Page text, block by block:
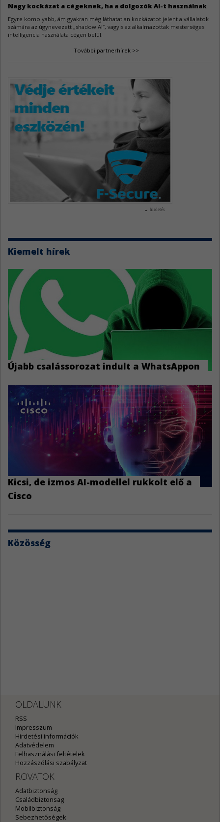
Nagy kockázat a cégeknek, ha a dolgozók AI-t használnak
Egyre komolyabb, ám gyakran még láthatatlan kockázatot jelent a vállalatok
számára az úgynevezett „shadow AI”, vagyis az alkalmazottak mesterséges
intelligencia használata cégen belül.
További partnerhírek >>
hirdetés
Kiemelt hírek
Újabb csalássorozat indult a WhatsAppon
Kicsi, de izmos AI-modellel rukkolt elő a
Cisco
Közösség
OLDALUNK
RSS
Impresszum
Hirdetési információk
Adatvédelem
Felhasználási feltételek
Hozzászólási szabályzat
ROVATOK
Adatbiztonság
Családbiztonsag
Mobilbiztonság
Sebezhetőségek